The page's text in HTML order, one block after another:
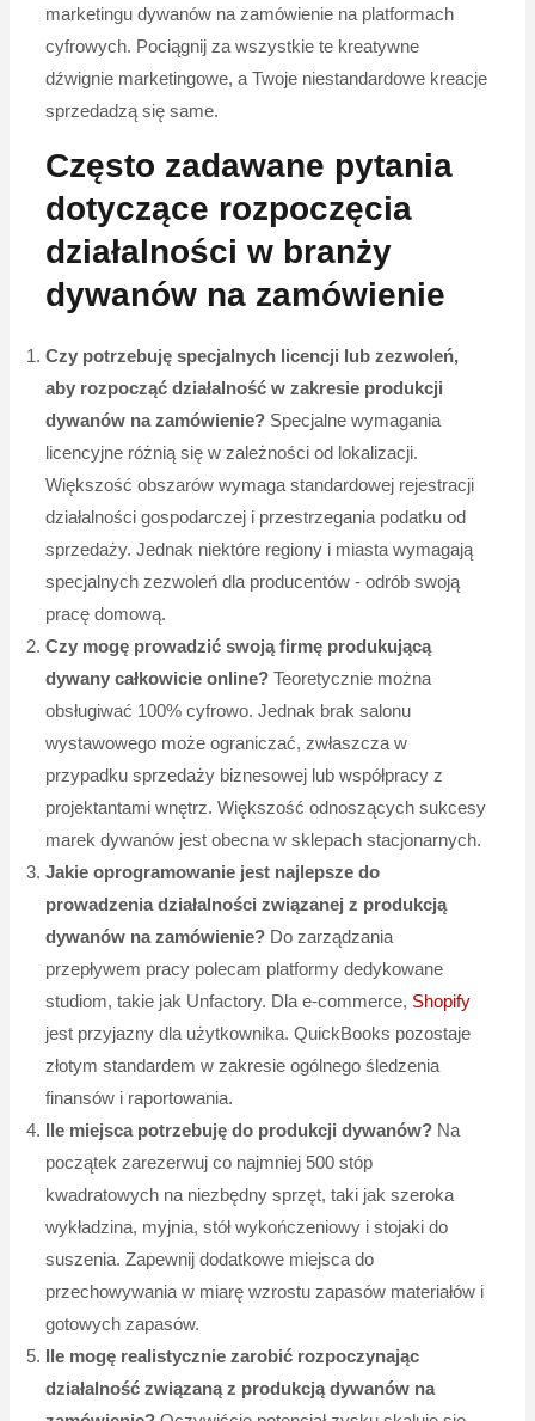
marketingu dywanów na zamówienie na platformach
cyfrowych. Pociągnij za wszystkie te kreatywne
dźwignie marketingowe, a Twoje niestandardowe kreacje
sprzedadzą się same.
Często zadawane pytania
dotyczące rozpoczęcia
działalności w branży
dywanów na zamówienie
Czy potrzebuję specjalnych licencji lub zezwoleń,
aby rozpocząć działalność w zakresie produkcji
dywanów na zamówienie?Specjalne wymagania
licencyjne różnią się w zależności od lokalizacji.
Większość obszarów wymaga standardowej rejestracji
działalności gospodarczej i przestrzegania podatku od
sprzedaży. Jednak niektóre regiony i miasta wymagają
specjalnych zezwoleń dla producentów - odrób swoją
pracę domową.
Czy mogę prowadzić swoją firmę produkującą
dywany całkowicie online?Teoretycznie można
obsługiwać 100% cyfrowo. Jednak brak salonu
wystawowego może ograniczać, zwłaszcza w
przypadku sprzedaży biznesowej lub współpracy z
projektantami wnętrz. Większość odnoszących sukcesy
marek dywanów jest obecna w sklepach stacjonarnych.
Jakie oprogramowanie jest najlepsze do
prowadzenia działalności związanej z produkcją
dywanów na zamówienie?Do zarządzania
przepływem pracy polecam platformy dedykowane
studiom, takie jak Unfactory. Dla e-commerce, Shopify
jest przyjazny dla użytkownika. QuickBooks pozostaje
złotym standardem w zakresie ogólnego śledzenia
finansów i raportowania.
Ile miejsca potrzebuję do produkcji dywanów?Na
początek zarezerwuj co najmniej 500 stóp
kwadratowych na niezbędny sprzęt, taki jak szeroka
wykładzina, myjnia, stół wykończeniowy i stojaki do
suszenia. Zapewnij dodatkowe miejsca do
przechowywania w miarę wzrostu zapasów materiałów i
gotowych zapasów.
Ile mogę realistycznie zarobić rozpoczynając
działalność związaną z produkcją dywanów na